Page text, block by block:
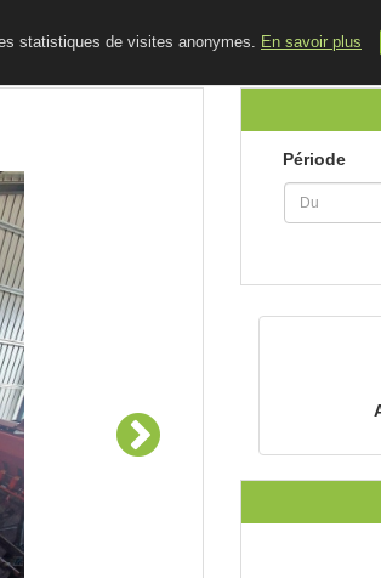
statistiques de visites anonymes. En savoir plus
Période